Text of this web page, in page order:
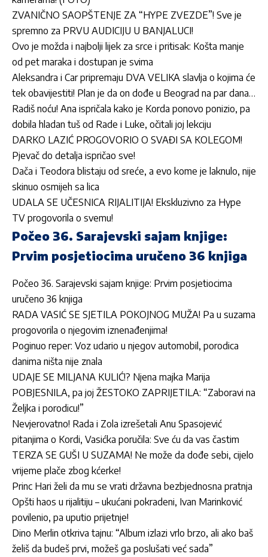
ZVANIČNO SAOPŠTENJE ZA “HYPE ZVEZDE”! Sve je
spremno za PRVU AUDICIJU U BANJALUCI!
Ovo je možda i najbolji lijek za srce i pritisak: Košta manje
od pet maraka i dostupan je svima
Aleksandra i Car pripremaju DVA VELIKA slavlja o kojima će
tek obavijestiti! Plan je da on dođe u Beograd na par dana…
Radiš noću! Ana ispričala kako je Korda ponovo ponizio, pa
dobila hladan tuš od Rade i Luke, očitali joj lekciju
DARKO LAZIĆ PROGOVORIO O SVAĐI SA KOLEGOM!
Pjevač do detalja ispričao sve!
Dača i Teodora blistaju od sreće, a evo kome je laknulo, nije
skinuo osmijeh sa lica
UDALA SE UČESNICA RIJALITIJA! Ekskluzivno za Hype
TV progovorila o svemu!
Počeo 36. Sarajevski sajam knjige:
Prvim posjetiocima uručeno 36 knjiga
Počeo 36. Sarajevski sajam knjige: Prvim posjetiocima
uručeno 36 knjiga
RADA VASIĆ SE SJETILA POKOJNOG MUŽA! Pa u suzama
progovorila o njegovim iznenađenjima!
Poginuo reper: Voz udario u njegov automobil, porodica
danima ništa nije znala
UDAJE SE MILJANA KULIĆ!? Njena majka Marija
POBJESNILA, pa joj ŽESTOKO ZAPRIJETILA: “Zaboravi na
Željka i porodicu!”
Nevjerovatno! Rada i Zola izrešetali Anu Spasojević
pitanjima o Kordi, Vasićka poručila: Sve ću da vas častim
TERZA SE GUŠI U SUZAMA! Ne može da dođe sebi, cijelo
vrijeme plače zbog kćerke!
Princ Hari želi da mu se vrati državna bezbjednosna pratnja
Opšti haos u rijalitiju – ukućani pokradeni, Ivan Marinković
povilenio, pa uputio prijetnje!
Dino Merlin otkriva tajnu: “Album izlazi vrlo brzo, ali ako baš
želiš da budeš prvi, možeš ga poslušati već sada”